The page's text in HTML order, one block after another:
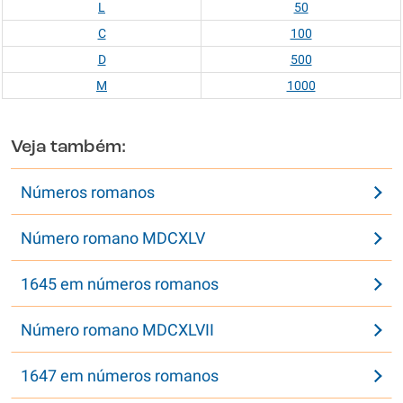
L
50
C
100
D
500
M
1000
Veja também:
Números romanos
Número romano MDCXLV
1645 em números romanos
Número romano MDCXLVII
1647 em números romanos